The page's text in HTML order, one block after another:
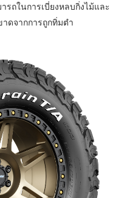
รถในการเบี่ยงหลบกิ่งไม้และ
ดจากการถูกทิ่มตำ